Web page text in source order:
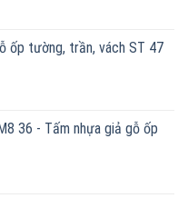
ốp tường, trần, vách ST 47
36 - Tấm nhựa giả gỗ ốp